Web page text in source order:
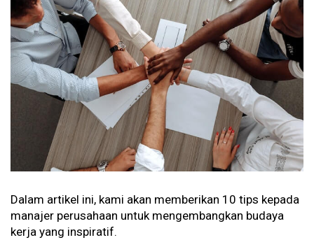
Dalam artikel ini, kami akan memberikan 10 tips kepada
manajer perusahaan untuk mengembangkan budaya
kerja yang inspiratif.